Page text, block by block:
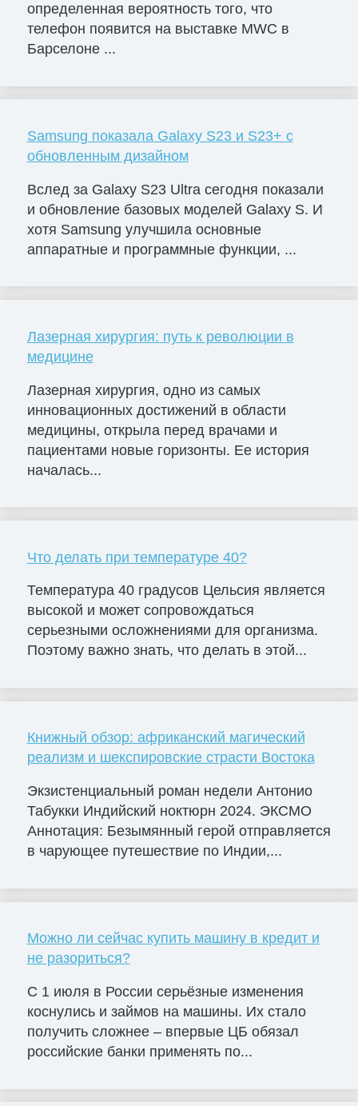
определенная вероятность того, что
телефон появится на выставке MWC в
Барселоне ...
Samsung показала Galaxy S23 и S23+ с
обновленным дизайном
Вслед за Galaxy S23 Ultra сегодня показали
и обновление базовых моделей Galaxy S. И
хотя Samsung улучшила основные
аппаратные и программные функции, ...
Лазерная хирургия: путь к революции в
медицине
Лазерная хирургия, одно из самых
инновационных достижений в области
медицины, открыла перед врачами и
пациентами новые горизонты. Ее история
началась...
Что делать при температуре 40?
Температура 40 градусов Цельсия является
высокой и может сопровождаться
серьезными осложнениями для организма.
Поэтому важно знать, что делать в этой...
Книжный обзор: африканский магический
реализм и шекспировские страсти Востока
Экзистенциальный роман недели Антонио
Табукки Индийский ноктюрн 2024. ЭКСМО
Аннотация: Безымянный герой отправляется
в чарующее путешествие по Индии,...
Можно ли сейчас купить машину в кредит и
не разориться?
С 1 июля в России серьёзные изменения
коснулись и займов на машины. Их стало
получить сложнее – впервые ЦБ обязал
российские банки применять по...